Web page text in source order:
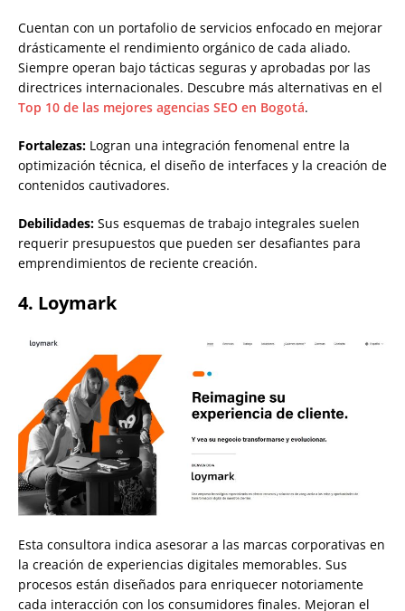
Cuentan con un portafolio de servicios enfocado en mejorar
drásticamente el rendimiento orgánico de cada aliado.
Siempre operan bajo tácticas seguras y aprobadas por las
directrices internacionales. Descubre más alternativas en el
Top 10 de las mejores agencias SEO en Bogotá.
Fortalezas: Logran una integración fenomenal entre la
optimización técnica, el diseño de interfaces y la creación de
contenidos cautivadores.
Debilidades: Sus esquemas de trabajo integrales suelen
requerir presupuestos que pueden ser desafiantes para
emprendimientos de reciente creación.
4. Loymark
Esta consultora indica asesorar a las marcas corporativas en
la creación de experiencias digitales memorables. Sus
procesos están diseñados para enriquecer notoriamente
cada interacción con los consumidores finales. Mejoran el